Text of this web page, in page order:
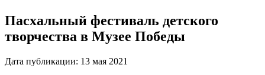
Пасхальный фестиваль детского
творчества в Музее Победы
Дата публикации: 13 мая 2021